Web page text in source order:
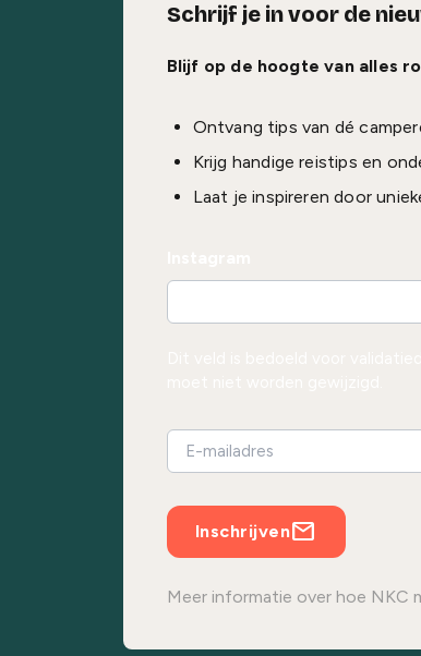
Schrijf je in voor de
Blijf op de hoogte van alles
Ontvang tips van dé
Krijg handige reistips en
Laat je inspireren door
Inschrijven
Meer informatie over hoe NKC